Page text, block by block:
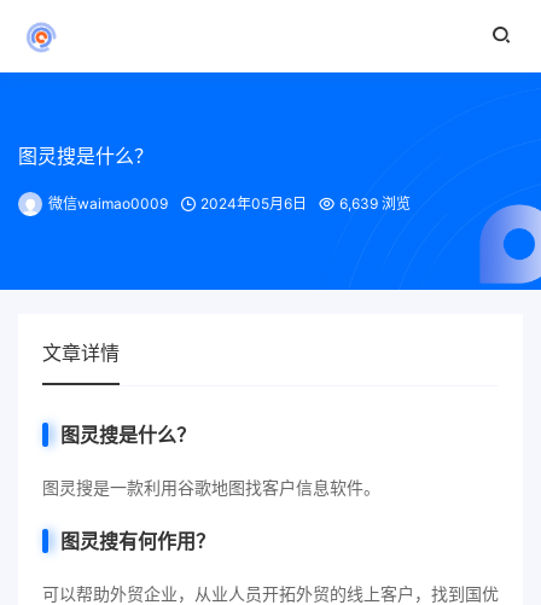
图灵搜是什么？
微信waimao0009 2024年05月6日 6,639 浏览
文章详情
图灵搜是什么？
图灵搜是一款利用谷歌地图找客户信息软件。
图灵搜有何作用？
可以帮助外贸企业，从业人员开拓外贸的线上客户，找到国优